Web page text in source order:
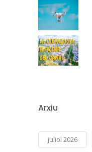
Arxiu
juliol 2026